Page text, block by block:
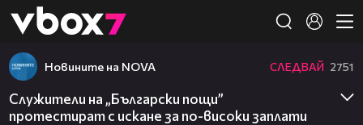
👾
Новините на NOVA СЛЕДВАЙ 2751
Служители на „Български пощи”
протестират с искане за по-високи заплати